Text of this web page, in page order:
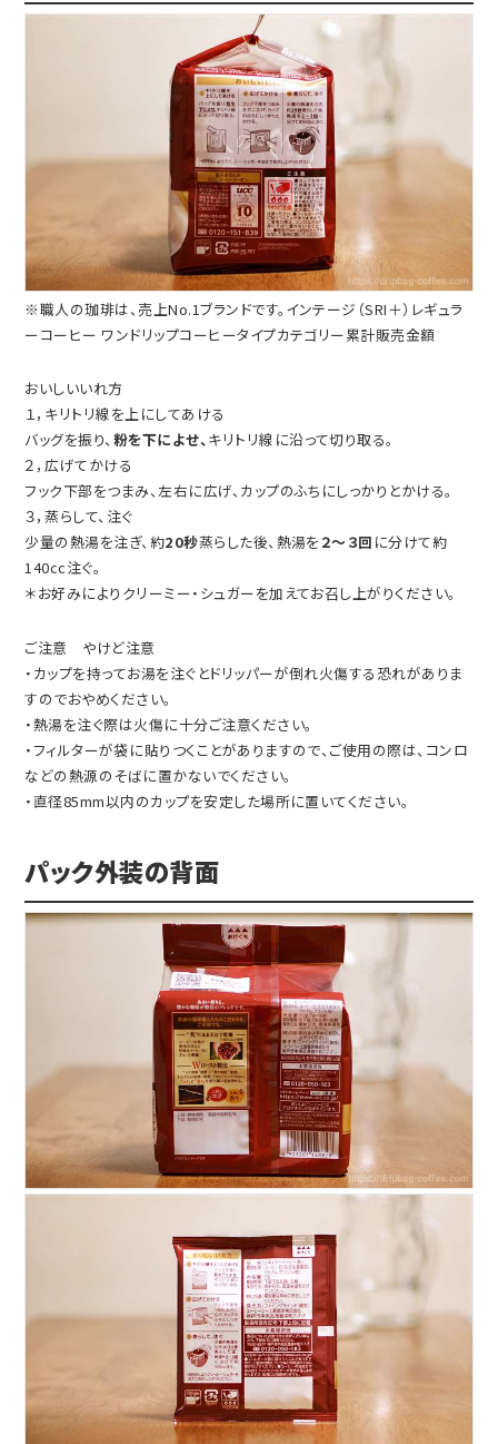
※職人の珈琲は、売上No.1ブランドです。インテージ（SRI＋）レギュラ
ーコーヒー ワンドリップコーヒータイプカテゴリー累計販売金額
おいしいいれ方
１，キリトリ線を上にしてあける
バッグを振り、 粉を下によせ、キリトリ線に沿って切り取る。
２，広げてかける
フック下部をつまみ、左右に広げ、カップのふちにしっかりとかける。
３，蒸らして、注ぐ
少量の熱湯を注ぎ、約20秒蒸らした後、熱湯を２～３回 に分けて約
140cc注ぐ。
＊お好みによりクリーミー・シュガーを加えてお召し上がりください。
ご注意 やけど注意
・カップを持ってお湯を注ぐとドリッパーが倒れ火傷する恐れがありま
すのでおやめください。
・熱湯を注ぐ際は火傷に十分ご注意ください。
・フィルターが袋に貼りつくことがありますので、ご使用の際は、コンロ
などの熱源のそばに置かないでください。
・直径85mm以内のカップを安定した場所に置いてください。
パック外装の背面